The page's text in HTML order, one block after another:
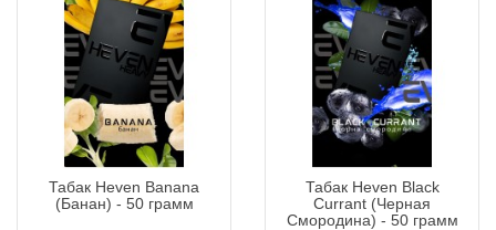
Табак Heven Banana
(Банан) - 50 грамм
Табак Heven Black
Currant (Черная
Смородина) - 50 грамм